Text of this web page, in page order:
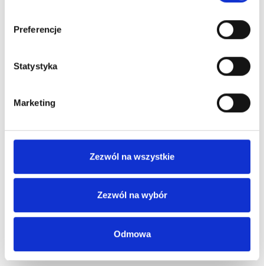
Preferencje
Statystyka
Marketing
Zezwól na wszystkie
Zezwól na wybór
Odmowa
-25%